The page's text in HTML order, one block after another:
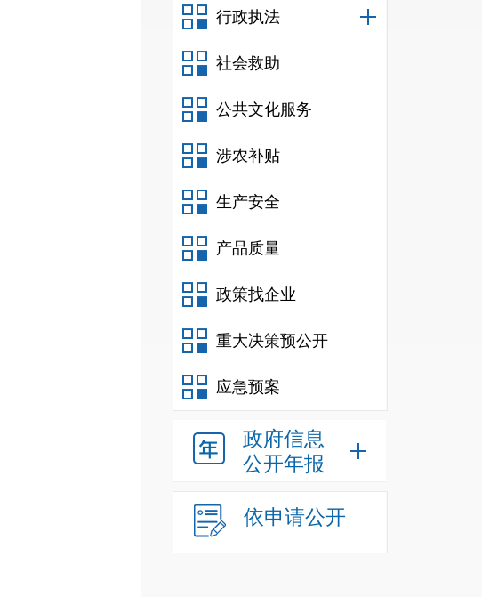
行政执法
社会救助
公共文化服务
涉农补贴
生产安全
产品质量
政策找企业
重大决策预公开
应急预案
政府信息
公开年报
依申请公开